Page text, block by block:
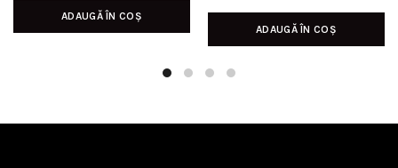
ADAUGĂ ÎN COȘ
ADAUGĂ ÎN COȘ